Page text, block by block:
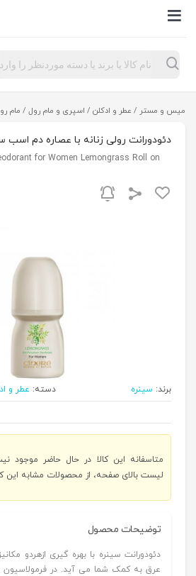
Products
search
میس و مستر / عطر و ادکلن / اسپری و مام رول / مام
دئودورانت رولی زنانه با عصاره دم اسب سینره
for Women Lemongrass Roll on
برند: سینره دسته: عطر و
متاسفانه این کالا در حال حاضر موجود
لیست بالای صفحه، از محصولات مشابه این
توضیحات محصول
عرق به کمک شما می آید. در فرمولاسیون